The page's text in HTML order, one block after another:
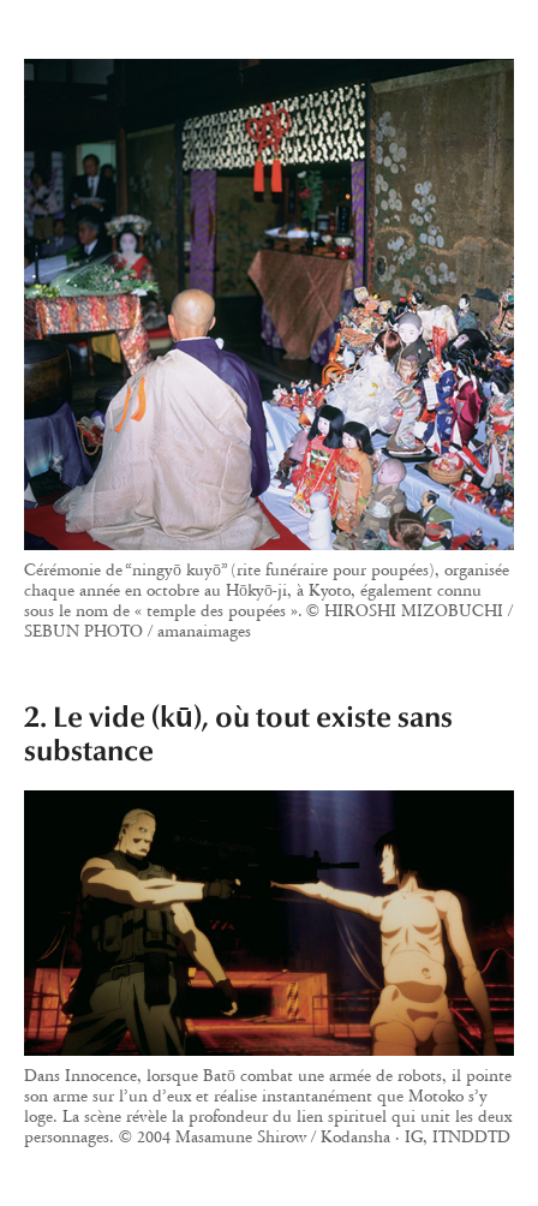
Cérémonie de “ningyō kuyō” (rite funéraire pour poupées), organisée
chaque année en octobre au Hōkyō-ji, à Kyoto, également connu
sous le nom de « temple des poupées ». © HIROSHI MIZOBUCHI /
SEBUN PHOTO / amanaimages
2. Le vide (kū), où tout existe sans
substance
Dans Innocence, lorsque Batō combat une armée de robots, il pointe
son arme sur l’un d’eux et réalise instantanément que Motoko s’y
loge. La scène révèle la profondeur du lien spirituel qui unit les deux
personnages. © 2004 Masamune Shirow / Kodansha · IG, ITNDDTD